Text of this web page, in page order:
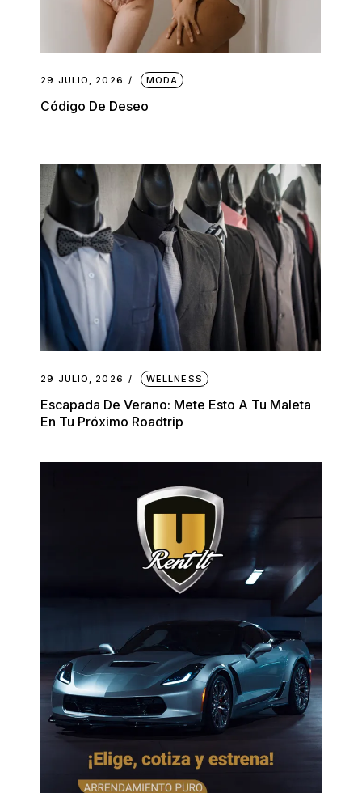
29 JULIO, 2026 MODA
Código De Deseo
29 JULIO, 2026 WELLNESS
Escapada De Verano: Mete Esto A Tu Maleta
En Tu Próximo Roadtrip